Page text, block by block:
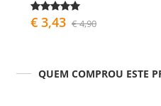
€ 3,43 € 4,90
QUEM COMPROU ESTE